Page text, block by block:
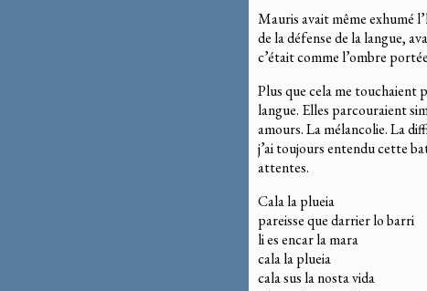
Mauris avait même exhumé
de la défense de la langue,
c’était comme l’ombre
Plus que cela me touchaient
langue. Elles parcouraient
amours. La mélancolie. La
j’ai toujours entendu cette
attentes.
Cala la plueia
pareisse que darrier lo barri
li es encar la mara
cala la plueia
cala sus la nosta vida